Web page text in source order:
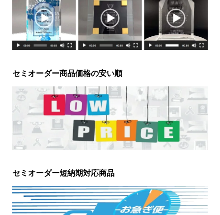
セミオーダー商品価格の安い順
セミオーダー短納期対応商品